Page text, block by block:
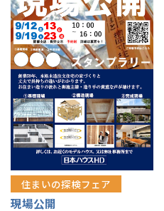
住まいの探検フェア
現場公開